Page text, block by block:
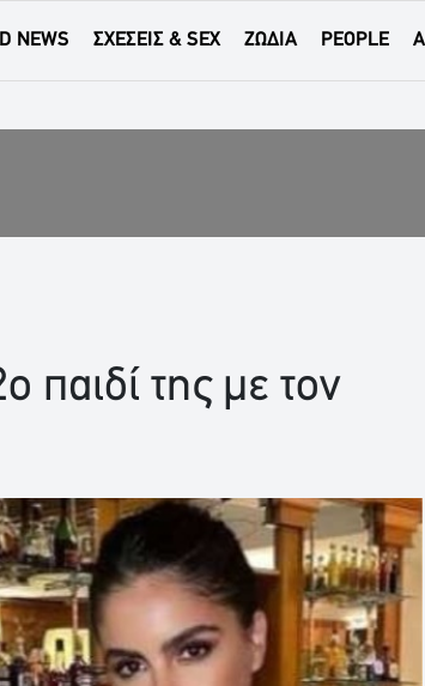
NEWS ΣΧΕΣΕΙΣ & SEX ΖΩΔΙΑ PEOPLE
παιδί της με τον